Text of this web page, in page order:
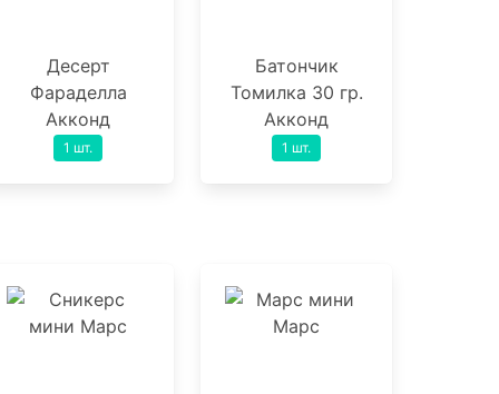
Десерт
Фараделла
Акконд
1 шт.
Батончик
Томилка 30 гр.
Акконд
1 шт.